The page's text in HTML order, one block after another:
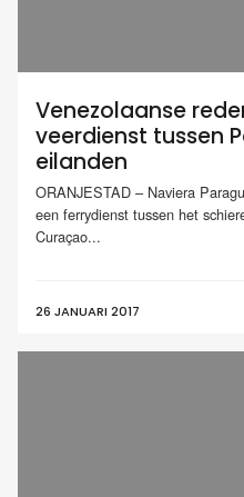
Venezolaanse
veerdienst tussen
eilanden
ORANJESTAD – Naviera
een ferrydienst tussen het
Curaçao...
26 JANUARI 2017